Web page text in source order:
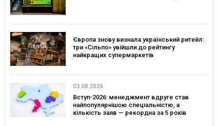
Європа знову визнала український ритейл:
три «Сільпо» увійшли до рейтингу
найкращих супермаркетів
03.08.2026
Вступ-2026: менеджмент вдруге став
найпопулярнішою спеціальністю, а
кількість заяв — рекордна за 5 років